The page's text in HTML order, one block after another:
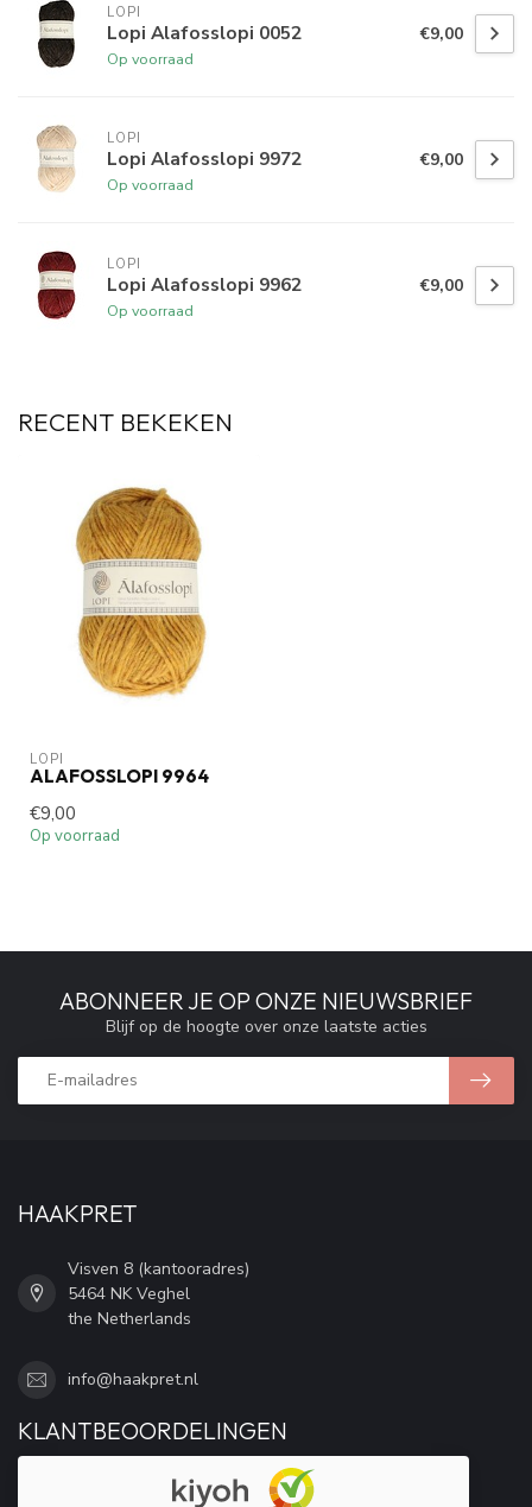
LOPI
Lopi Alafosslopi 0052
Op voorraad
€9,00
LOPI
Lopi Alafosslopi 9972
Op voorraad
€9,00
LOPI
Lopi Alafosslopi 9962
Op voorraad
€9,00
RECENT BEKEKEN
LOPI
ALAFOSSLOPI 9964
€9,00
Op voorraad
ABONNEER JE OP ONZE NIEUWSBRIEF
Blijf op de hoogte over onze laatste acties
HAAKPRET
Visven 8 (kantooradres)
5464 NK Veghel
the Netherlands
info@haakpret.nl
KLANTBEOORDELINGEN